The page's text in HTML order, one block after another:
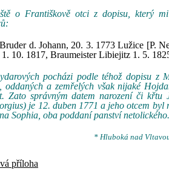
o Františkově otci z dopisu, který
d. Johann, 20. 3. 1773 Lužice [P.
1. 10. 1817, Braumeister Libiejitz 1. 5.
pocházi podle téhož dopisu z
oddaných a zemřelých však nijaké
Zato správným datem narození či
je 12. duben 1771 a jeho otcem
Sophia, oba poddaní panství netolického.
* Hluboká nad
příloha